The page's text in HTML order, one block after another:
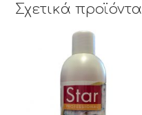
Σχετικά προϊόντα